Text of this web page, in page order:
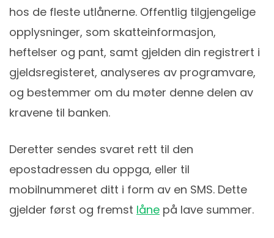
hos de fleste utlånerne. Offentlig tilgjengelige
opplysninger, som skatteinformasjon,
heftelser og pant, samt gjelden din registrert i
gjeldsregisteret, analyseres av programvare,
og bestemmer om du møter denne delen av
kravene til banken.
Deretter sendes svaret rett til den
epostadressen du oppga, eller til
mobilnummeret ditt i form av en SMS. Dette
gjelder først og fremst låne på lave summer.